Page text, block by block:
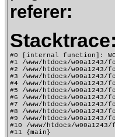
referer:
Stacktrace:
#0 [internal function]:
#1 /www/htdocs/
#2 /www/htdocs/
#3 /www/htdocs/
#4 /www/htdocs/w00a1243/
#5 /www/htdocs/
#6 /www/htdocs/
#7 /www/htdocs/
#8 /www/htdocs/
#9 /www/htdocs/
#10 /www/htdocs/
#11 {main}